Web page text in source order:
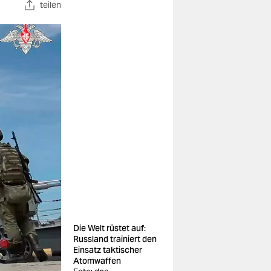
teilen
Die Welt rüstet auf:
Russland trainiert den
Einsatz taktischer
Atomwaffen